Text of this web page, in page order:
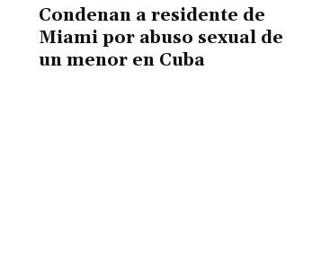
Condenan a residente de
Miami por abuso sexual de
un menor en Cuba